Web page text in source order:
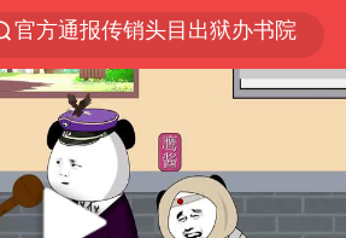
佛山回应“废品场有残障务工人员”
服务提质，内需扩容有保障
美股收盘：道指再创历史新高
41岁女子为鼓励女儿考上985研究生